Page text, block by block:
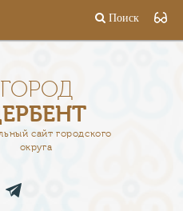
Поиск
ГОРОД
сайт городского
округа